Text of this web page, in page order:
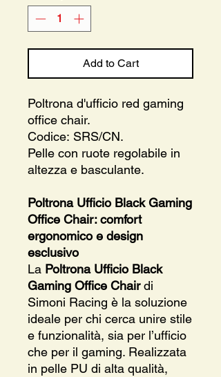
Add to Cart
Poltrona d'ufficio red gaming
office chair.
Codice: SRS/CN.
Pelle con ruote regolabile in
altezza e basculante.
Poltrona Ufficio Black Gaming
Office Chair: comfort
ergonomico e design
esclusivo
La Poltrona Ufficio Black
Gaming Office Chairdi
Simoni Racing è la soluzione
ideale per chi cerca unire stile
e funzionalità, sia per l’ufficio
che per il gaming. Realizzata
in pelle PU di alta qualità,